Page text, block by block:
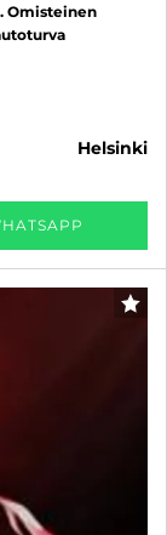
Omisteinen
helsinki